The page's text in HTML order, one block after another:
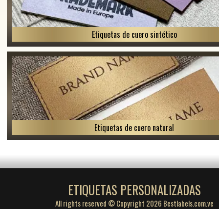
Etiquetas de cuero sintético
Etiquetas de cuero natural
ETIQUETAS PERSONALIZADAS
All rights reserved © Copyright 2026 Bestlabels.com.ve